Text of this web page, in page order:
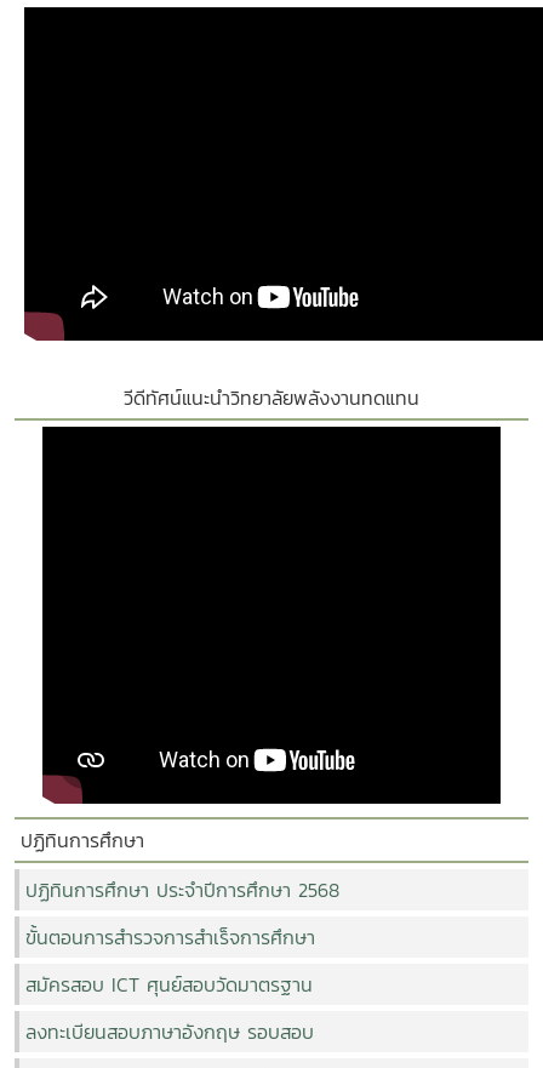
วีดีทัศน์แนะนำวิทยาลัยพลังงานทดแทน
ปฏิทินการศึกษา
ปฏิทินการศึกษา ประจำปีการศึกษา 2568
ขั้นตอนการสำรวจการสำเร็จการศึกษา
สมัครสอบ ICT ศุนย์สอบวัดมาตรฐาน
ลงทะเบียนสอบภาษาอังกฤษ รอบสอบ